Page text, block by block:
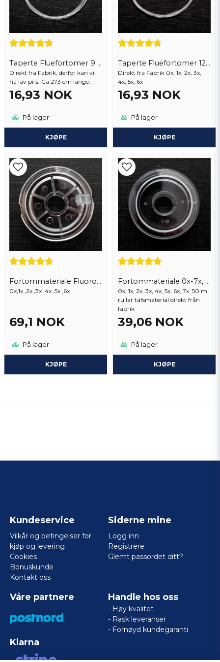
Taperte Fluefortomer 9 ft
Direkt fra Fabrik, derfor kan vi
ha lav pris. Ca 273 cm lange.
16,93 NOK
På lager
KJØPE
Taperte Fluefortomer 12 Ft
Direkt fra Fabrik 0x, 1x, 2x, 3x,
4x, 5x, 6x
16,93 NOK
På lager
KJØPE
Fortommateriale Fluorocarbon
0x,1x ,2x ,3x ,4x ,5x ,6x
69,1 NOK
På lager
KJØPE
Fortommateriale 0x-7x, 50 m
0x, 1x, 2x, 3x, 4x, 5x, 6x, 7x. 50 m
rullar tafsmaterial direkt från
fabrik
39,06 NOK
På lager
KJØPE
Butikken svarte
Hej!
Detta har jag fått av tillverkaren.
Send spørsmål
1 år siden
Anonym
1 år siden
Lars
1 år siden
Anonym
1 år siden
2 år siden
2 år siden
Kundeservice
Vilkår og betingelser for
kjøp og levering
Cookies
Bonuskunde
Kontakt oss
Siderne mine
Logg inn
Registrere
Glemt passordet ditt?
Våre partnere
Klarna
Handle hos oss
- Høy kvalitet
- Rask leveranser
- Fornøyd kundegaranti